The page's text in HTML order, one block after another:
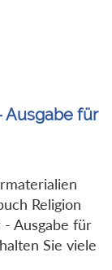
Ausgabe für
Religion
- Ausgabe für
Sie viele